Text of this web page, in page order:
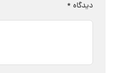
دیدگاه *